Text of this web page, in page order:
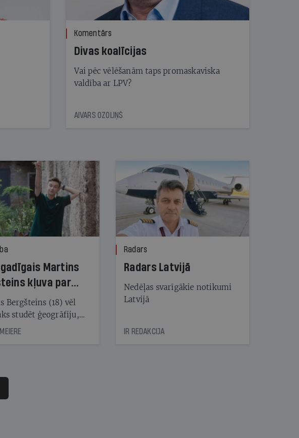
Komentārs
Divas koalīcijas
Vai pēc vēlēšanām taps promaskaviska
valdība ar LPV?
AIVARS OZOLIŅŠ
gadīgais Martins
kļuva par
seju?
Bergšteins (18) vēl
studēt ģeogrāfiju,
sacītajam jau uzticas
darba, mammas
un drosme turpināt
arī tad, kad
Radars
Radars Latvijā
Nedēļas svarīgākie notikumi
Latvijā
IR REDAKCIJA